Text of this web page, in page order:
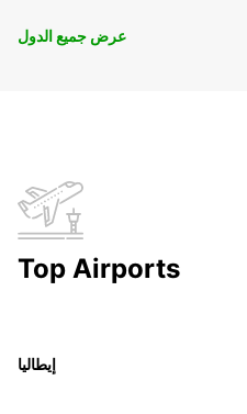
عرض جميع الدول
Top Airports
إيطاليا